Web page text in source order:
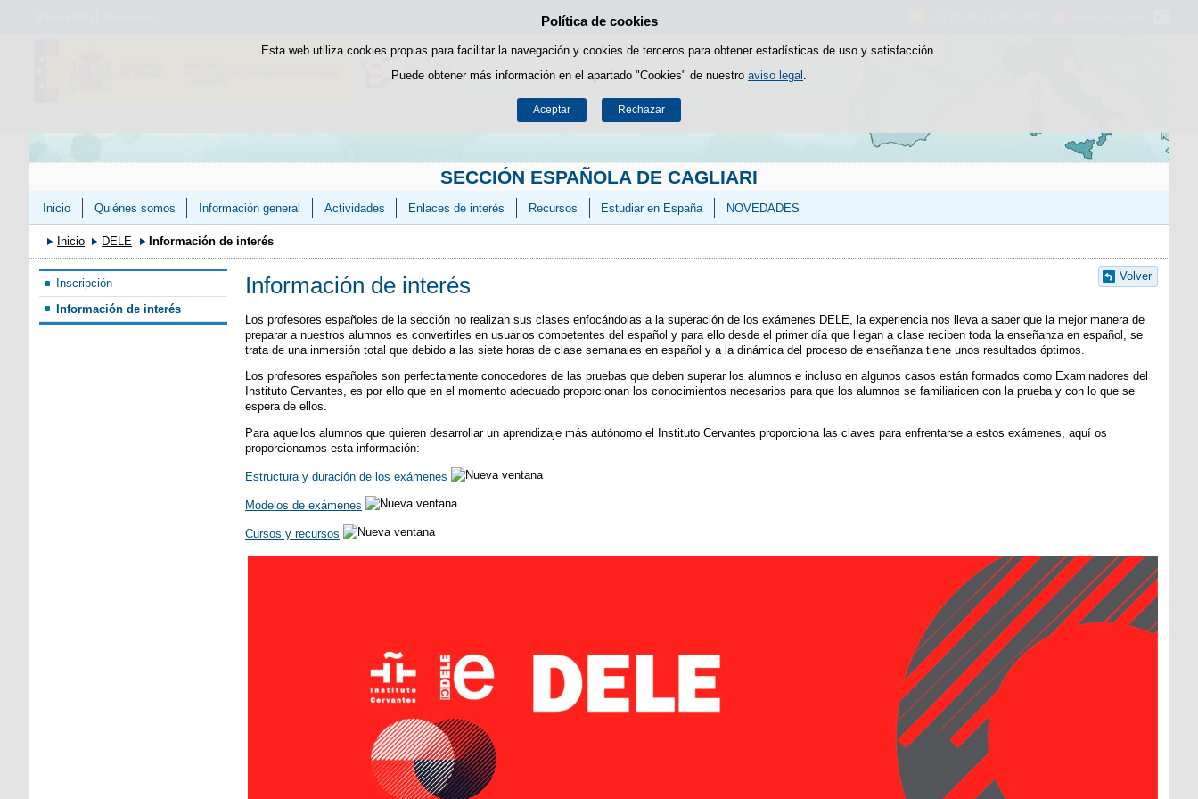
Política de cookies
Esta web utiliza cookies propias para facilitar la navegación y cookies de terceros para obtener estadísticas de uso y satisfacción.
Puede obtener más información en el apartado "Cookies" de nuestro aviso legal
Aceptar Rechazar
Saltar al contenido
SECCIÓN ESPAÑOLA DE CAGLIARI
Inicio Quiénes somos Información general Actividades Enlaces de interés Recursos Estudiar en España NOVEDADES
Inicio DELE Información de interés
Inscripción
Información de interés
Volver
Información de interés
Los profesores españoles de la sección no realizan sus clases enfocándolas a la superación de los exámenes DELE, la experiencia nos lleva a saber que la mejor manera de
preparar a nuestros alumnos es convertirles en usuarios competentes del español y para ello desde el primer día que llegan a clase reciben toda la enseñanza en español, se
trata de una inmersión total que debido a las siete horas de clase semanales en español y a la dinámica del proceso de enseñanza tiene unos resultados óptimos.
Los profesores españoles son perfectamente conocedores de las pruebas que deben superar los alumnos e incluso en algunos casos están formados como Examinadores del
Instituto Cervantes, es por ello que en el momento adecuado proporcionan los conocimientos necesarios para que los alumnos se familiaricen con la prueba y con lo que se
espera de ellos.
Para aquellos alumnos que quieren desarrollar un aprendizaje más autónomo el Instituto Cervantes proporciona las claves para enfrentarse a estos exámenes, aquí os
proporcionamos esta información:
Estructura y duración de los exámenes
Modelos de exámenes
Cursos y recursos